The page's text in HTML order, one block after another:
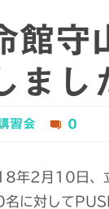
守
まし
習会 0
年2月10日、
に対して